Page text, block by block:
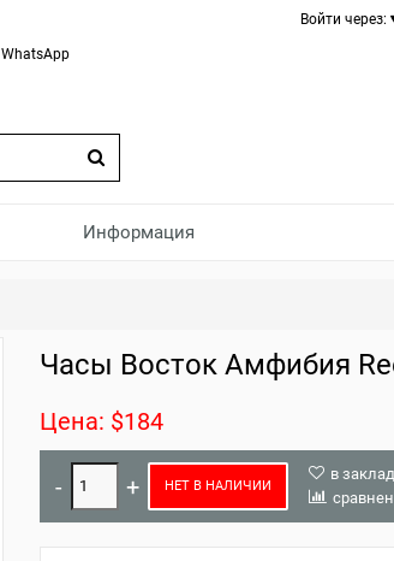
WhatsApp
Войти через:
Информация
Часы Восток Амфибия
Цена: $184
НЕТ В НАЛИЧИИ
в